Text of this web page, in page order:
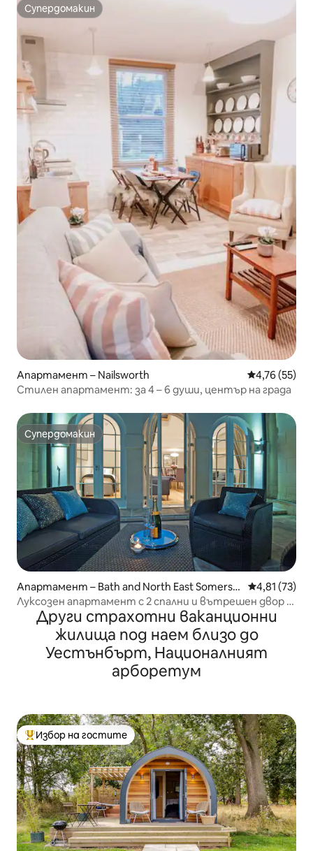
Супердомакин
Супердомакин
Апартамент – Nailsworth Средна
4,76 (55)
Стилен апартамент: за 4 – 6 души, център на града
Супердомакин
Супердомакин
Апартамент – Bath and North East Somerse
t
Средна
4,81 (73)
Луксозен апартамент с 2 спални и вътрешен двор в
центъра на Бата
Други страхотни ваканционни
жилища под наем близо до
Уестънбърт, Националният
арборетум
Най-популярен избор на гостите
Избор на гостите